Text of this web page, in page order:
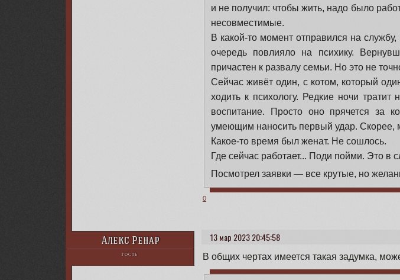
и не получил: чтобы жить, надо было
несовместимые.
В какой-то момент отправился на
очередь повлияло на психику.
причастен к развалу семьи. Но это не
Сейчас живёт один, с котом, который
ходить к психологу. Редкие ночи
воспитание. Просто оно прячется за
умеющим наносить первый удар. Скорее,
Какое-то время был женат. Не сошлось.
Где сейчас работает... Поди пойми. Это в
Посмотрел заявки — все крутые, но
0
13 мар 2023 20:45:58
Алекс Ренар
ГОСТЬ В общих чертах имеется такая задумка,